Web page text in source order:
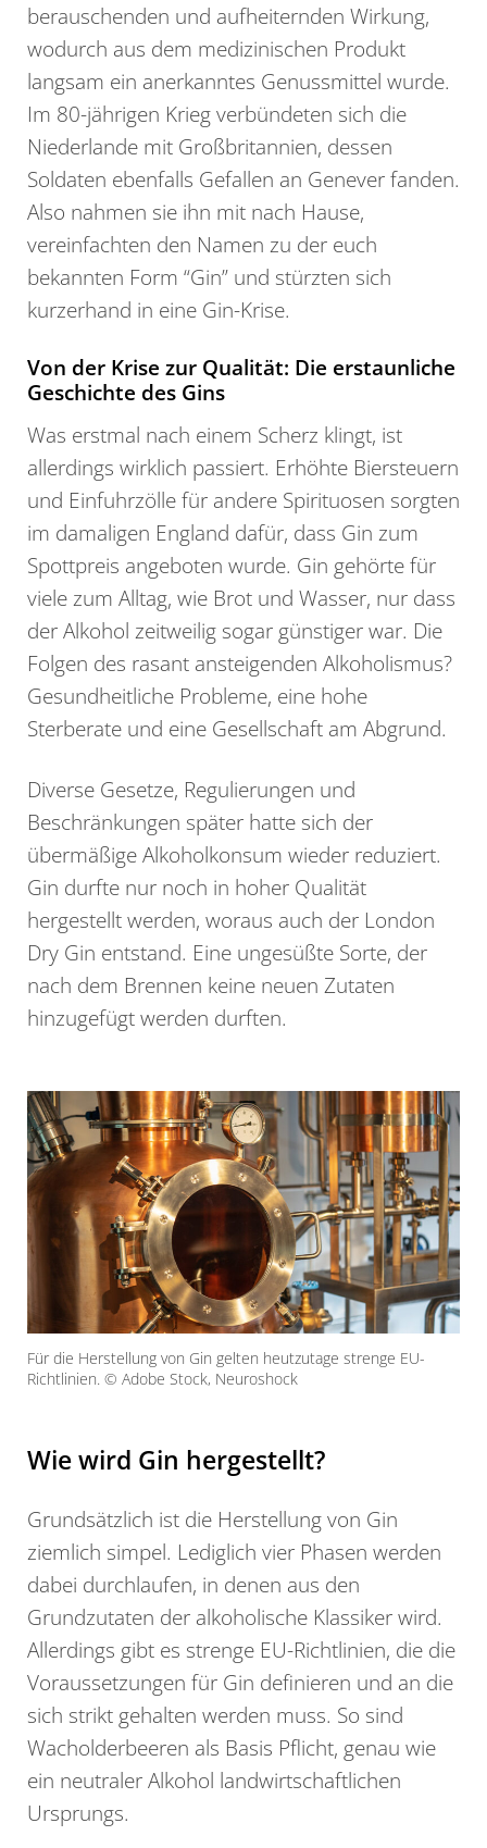
berauschenden und aufheiternden Wirkung,
wodurch aus dem medizinischen Produkt
langsam ein anerkanntes Genussmittel wurde.
Im 80-jährigen Krieg verbündeten sich die
Niederlande mit Großbritannien, dessen
Soldaten ebenfalls Gefallen an Genever fanden.
Also nahmen sie ihn mit nach Hause,
vereinfachten den Namen zu der euch
bekannten Form “Gin” und stürzten sich
kurzerhand in eine Gin-Krise.
Von der Krise zur Qualität: Die erstaunliche
Geschichte des Gins
Was erstmal nach einem Scherz klingt, ist
allerdings wirklich passiert. Erhöhte Biersteuern
und Einfuhrzölle für andere Spirituosen sorgten
im damaligen England dafür, dass Gin zum
Spottpreis angeboten wurde. Gin gehörte für
viele zum Alltag, wie Brot und Wasser, nur dass
der Alkohol zeitweilig sogar günstiger war. Die
Folgen des rasant ansteigenden Alkoholismus?
Gesundheitliche Probleme, eine hohe
Sterberate und eine Gesellschaft am Abgrund.
Diverse Gesetze, Regulierungen und
Beschränkungen später hatte sich der
übermäßige Alkoholkonsum wieder reduziert.
Gin durfte nur noch in hoher Qualität
hergestellt werden, woraus auch der London
Dry Gin entstand. Eine ungesüßte Sorte, der
nach dem Brennen keine neuen Zutaten
hinzugefügt werden durften.
Für die Herstellung von Gin gelten heutzutage strenge EU-
Richtlinien. © Adobe Stock, Neuroshock
Wie wird Gin hergestellt?
Grundsätzlich ist die Herstellung von Gin
ziemlich simpel. Lediglich vier Phasen werden
dabei durchlaufen, in denen aus den
Grundzutaten der alkoholische Klassiker wird.
Allerdings gibt es strenge EU-Richtlinien, die die
Voraussetzungen für Gin definieren und an die
sich strikt gehalten werden muss. So sind
Wacholderbeeren als Basis Pflicht, genau wie
ein neutraler Alkohol landwirtschaftlichen
Ursprungs.